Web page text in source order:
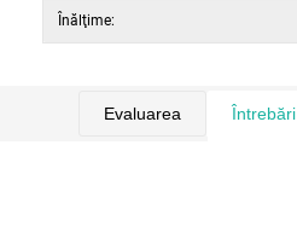
Înălţime:
Evaluarea Întrebări